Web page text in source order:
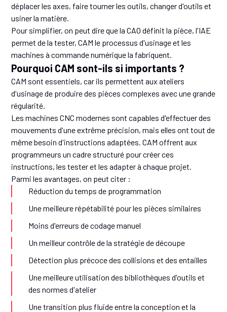
déplacer les axes, faire tourner les outils, changer d'outils et
usiner la matière.
Pour simplifier, on peut dire que la CAO définit la pièce, l'IAE
permet de la tester, CAM le processus d'usinage et les
machines à commande numérique la fabriquent.
Pourquoi CAM sont-ils si importants ?
CAM sont essentiels, car ils permettent aux ateliers
d'usinage de produire des pièces complexes avec une grande
régularité.
Les machines CNC modernes sont capables d'effectuer des
mouvements d'une extrême précision, mais elles ont tout de
même besoin d'instructions adaptées. CAM offrent aux
programmeurs un cadre structuré pour créer ces
instructions, les tester et les adapter à chaque projet.
Parmi les avantages, on peut citer :
Réduction du temps de programmation
Une meilleure répétabilité pour les pièces similaires
Moins d'erreurs de codage manuel
Un meilleur contrôle de la stratégie de découpe
Détection plus précoce des collisions et des entailles
Une meilleure utilisation des bibliothèques d'outils et
des normes d'atelier
Une transition plus fluide entre la conception et la